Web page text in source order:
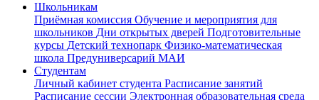
Школьникам
Приёмная комиссия Обучение и мероприятия для
школьников Дни открытых дверей Подготовительные
курсы Детский технопарк Физико-математическая
школа Предуниверсарий МАИ
Студентам
Личный кабинет студента Расписание занятий
Расписание сессии Электронная образовательная среда